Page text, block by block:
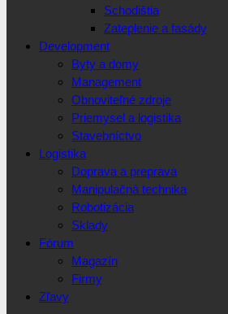
Schodištia
Zateplenie a fasády
Development
Byty a domy
Management
Obnoviteľné zdroje
Priemysel a logistika
Stavebníctvo
Logistika
Doprava a preprava
Manipulačná technika
Robotizácia
Sklady
Fórum
Magazín
Firmy
Zľavy